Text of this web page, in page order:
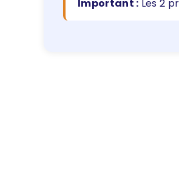
Important : Les 2